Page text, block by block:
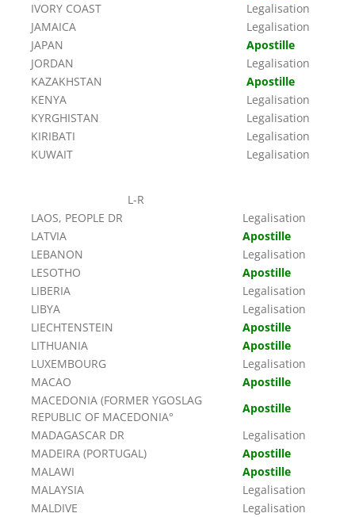
IVORY COAST
Legalisation
JAMAICA
Legalisation
JAPAN
Apostille
JORDAN
Legalisation
KAZAKHSTAN
Apostille
KENYA
Legalisation
KYRGHISTAN
Legalisation
KIRIBATI
Legalisation
KUWAIT
Legalisation
L-R
LAOS, PEOPLE DR
Legalisation
LATVIA
Apostille
LEBANON
Legalisation
LESOTHO
Apostille
LIBERIA
Legalisation
LIBYA
Legalisation
LIECHTENSTEIN
Apostille
LITHUANIA
Apostille
LUXEMBOURG
Legalisation
MACAO
Apostille
MACEDONIA (FORMER YGOSLAG
REPUBLIC OF MACEDONIA°
Apostille
MADAGASCAR DR
Legalisation
MADEIRA (PORTUGAL)
Apostille
MALAWI
Apostille
MALAYSIA
Legalisation
MALDIVE
Legalisation